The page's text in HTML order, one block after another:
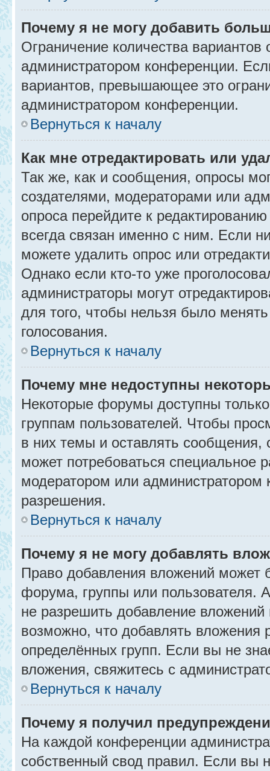
Почему я не могу добавить
Ограничение количества вариантов
администратором конференции.
вариантов, превышающее это
администратором конференции.
Вернуться к началу
Как мне отредактировать или
Так же, как и сообщения, опросы
создателями, модераторами или
опроса перейдите к
всегда связан именно с ним. Если
можете удалить опрос или
Однако если кто-то уже
администраторы могут
для того, чтобы нельзя было
голосования.
Вернуться к началу
Почему мне недоступны
Некоторые форумы доступны
группам пользователей. Чтобы
в них темы и оставлять сообщения,
может потребоваться специальное
модератором или администратором
разрешения.
Вернуться к началу
Почему я не могу добавлять
Право добавления вложений может
форума, группы или пользователя.
не разрешить добавление
возможно, что добавлять вложения
определённых групп. Если вы не
вложения, свяжитесь с
Вернуться к началу
Почему я получил
На каждой конференции
собственный свод правил. Если вы